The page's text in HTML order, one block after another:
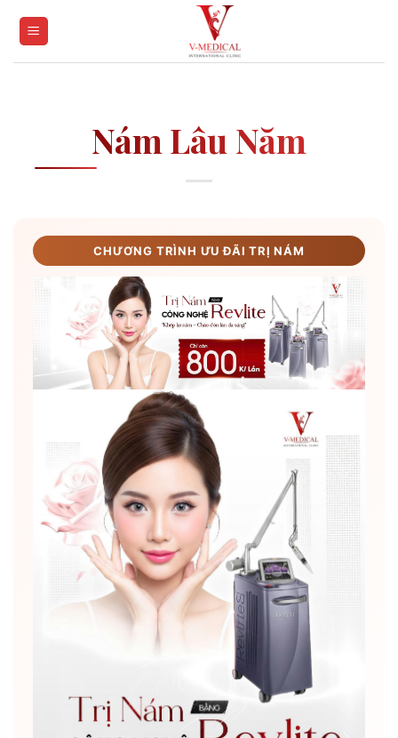
Nám Lâu Năm
CHƯƠNG TRÌNH ƯU ĐÃI TRỊ NÁM